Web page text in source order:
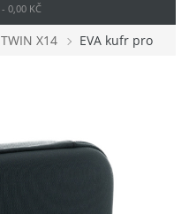
- 0,00 KČ
TWIN X14
EVA kufr pro